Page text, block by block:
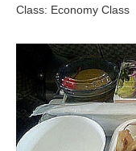
Class: Economy Class